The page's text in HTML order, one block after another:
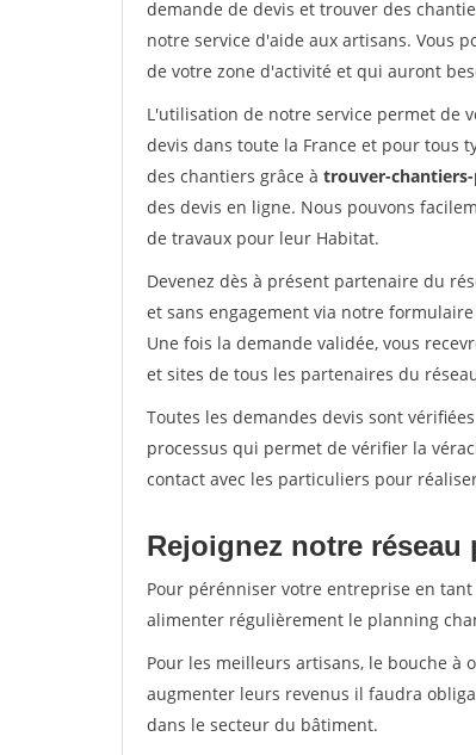
demande de devis et trouver des
notre service d'aide aux artisans. Vous
de votre zone d'activité et qui auront
L'utilisation de notre service permet de
devis dans toute la France et pour tous
des chantiers grâce à trouver-
des devis en ligne. Nous pouvons
de travaux pour leur Habitat.
Devenez dès à présent partenaire du
et sans engagement via notre
Une fois la demande validée, vous
et sites de tous les partenaires du
Toutes les demandes devis sont
processus qui permet de vérifier la
contact avec les particuliers pour
Rejoignez notre
Pour pérénniser votre entreprise en
alimenter régulièrement le planning
Pour les meilleurs artisans, le bouche
augmenter leurs revenus il faudra
dans le secteur du bâtiment.